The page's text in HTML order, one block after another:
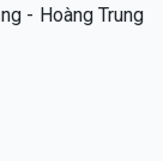
- Hoàng Trung